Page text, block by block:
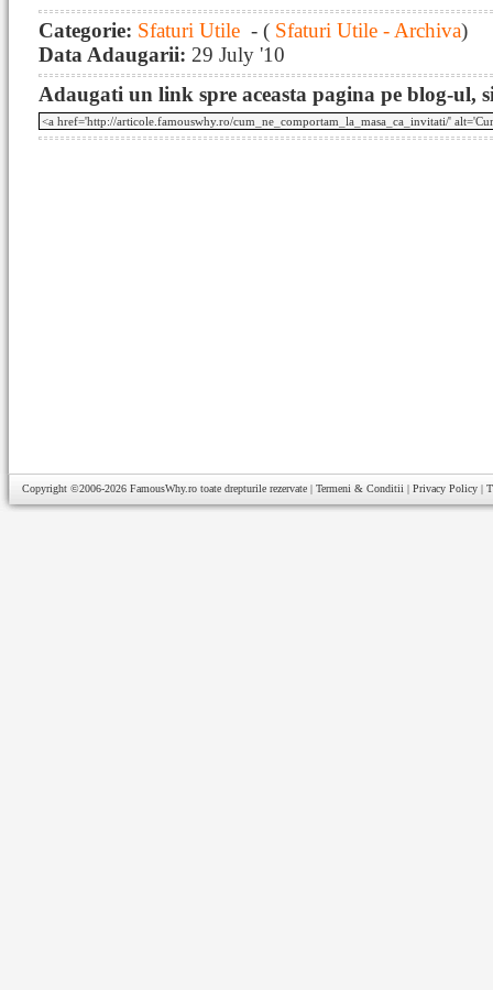
Categorie: Sfaturi Utile - ( Sfaturi Utile - Archiva)
Data Adaugarii: 29 July '10
Adaugati un link spre aceasta pagina pe blog-ul,
Copyright ©2006-2026 FamousWhy.ro toate drepturile rezervate | Termeni & Conditii | Privacy Policy |